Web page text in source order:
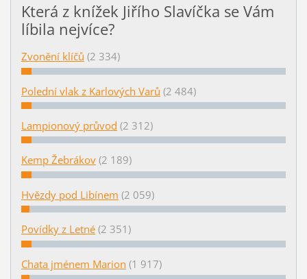
Která z knížek Jiřího Slavíčka se Vám
líbila nejvíce?
Zvonění klíčů (2 334)
Polední vlak z Karlových Varů (2 484)
Lampionový průvod (2 312)
Kemp Žebrákov (2 189)
Hvězdy pod Libínem (2 059)
Povídky z Letné (2 351)
Chata jménem Marion (1 917)